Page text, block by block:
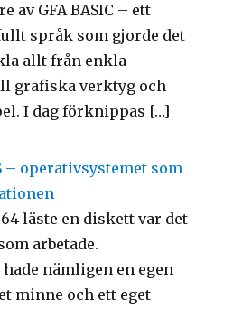
av GFA BASIC – ett
språk som gjorde det
allt från enkla
grafiska verktyg och
I dag förknippas […]
– operativsystemet som
läste en diskett var det
arbetade.
nämligen en egen
minne och ett eget